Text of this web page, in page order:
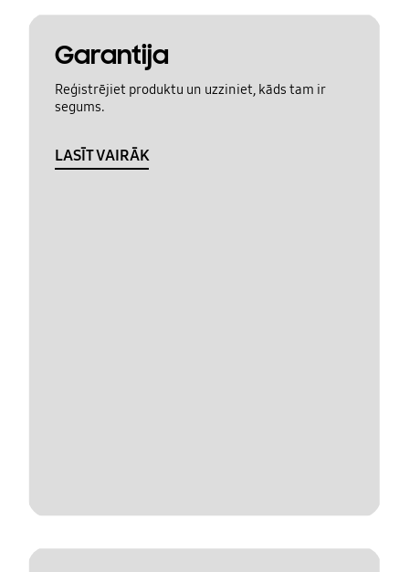
Garantija
Reģistrējiet produktu un uzziniet, kāds tam ir
segums.
LASĪT VAIRĀK